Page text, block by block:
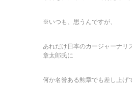
※いつも、思うんですが、
あれだけ日本のカージャーナリ
章太郎氏に
何か名誉ある勲章でも差し上げ